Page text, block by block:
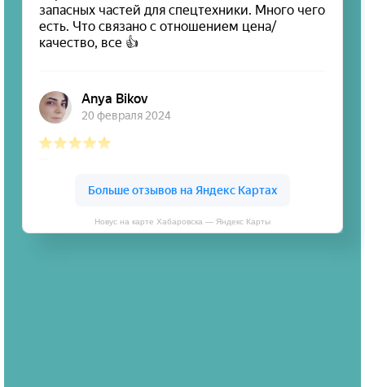
Новус на карте Хабаровска — Яндекс Карты